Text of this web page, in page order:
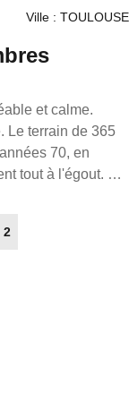
Ville : TOULOUSE
et calme.
Le terrain de 365
70, en
tout à l'égout. À
ajoute une
et de deux WC.
2